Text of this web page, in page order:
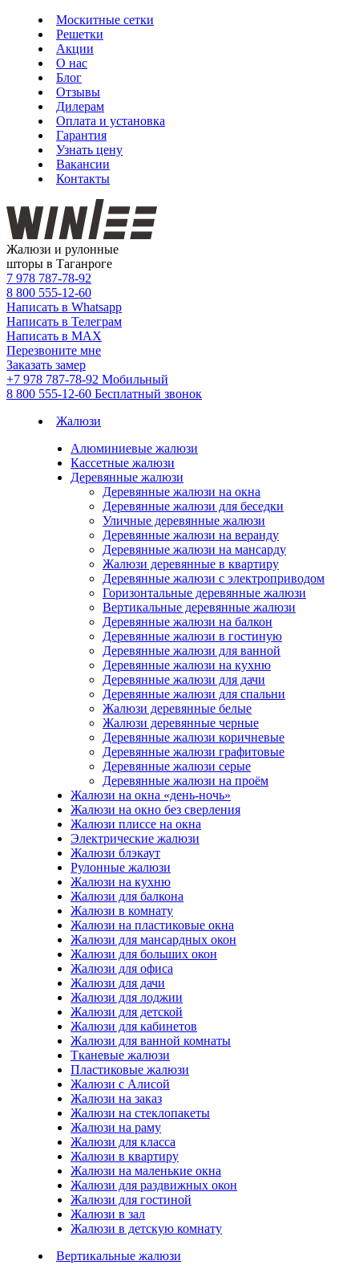
Москитные сетки
Решетки
Акции
О нас
Блог
Отзывы
Дилерам
Оплата и установка
Гарантия
Узнать цену
Вакансии
Контакты
Жалюзи и рулонные
шторы в Таганроге
7 978 787-78-92
8 800 555-12-60
Написать в Whatsapp
Написать в Телеграм
Написать в MAX
Перезвоните мне
Заказать замер
+7 978 787-78-92 Мобильный
8 800 555-12-60 Бесплатный звонок
Жалюзи
Алюминиевые жалюзи
Кассетные жалюзи
Деревянные жалюзи
Деревянные жалюзи на окна
Деревянные жалюзи для беседки
Уличные деревянные жалюзи
Деревянные жалюзи на веранду
Деревянные жалюзи на мансарду
Жалюзи деревянные в квартиру
Деревянные жалюзи с электроприводом
Горизонтальные деревянные жалюзи
Вертикальные деревянные жалюзи
Деревянные жалюзи на балкон
Деревянные жалюзи в гостиную
Деревянные жалюзи для ванной
Деревянные жалюзи на кухню
Деревянные жалюзи для дачи
Деревянные жалюзи для спальни
Жалюзи деревянные белые
Жалюзи деревянные черные
Деревянные жалюзи коричневые
Деревянные жалюзи графитовые
Деревянные жалюзи серые
Деревянные жалюзи на проём
Жалюзи на окна «день-ночь»
Жалюзи на окно без сверления
Жалюзи плиссе на окна
Электрические жалюзи
Жалюзи блэкаут
Рулонные жалюзи
Жалюзи на кухню
Жалюзи для балкона
Жалюзи в комнату
Жалюзи на пластиковые окна
Жалюзи для мансардных окон
Жалюзи для больших окон
Жалюзи для офиса
Жалюзи для дачи
Жалюзи для лоджии
Жалюзи для детской
Жалюзи для кабинетов
Жалюзи для ванной комнаты
Тканевые жалюзи
Пластиковые жалюзи
Жалюзи с Алисой
Жалюзи на заказ
Жалюзи на стеклопакеты
Жалюзи на раму
Жалюзи для класса
Жалюзи в квартиру
Жалюзи на маленькие окна
Жалюзи для раздвижных окон
Жалюзи для гостиной
Жалюзи в зал
Жалюзи в детскую комнату
Вертикальные жалюзи